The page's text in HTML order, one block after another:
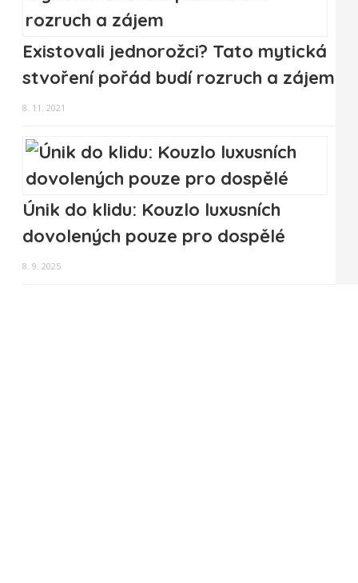
Existovali jednorožci? Tato mytická
stvoření pořád budí rozruch a zájem
8. 11. 2021
Únik do klidu: Kouzlo luxusních
dovolených pouze pro dospělé
8. 9. 2025